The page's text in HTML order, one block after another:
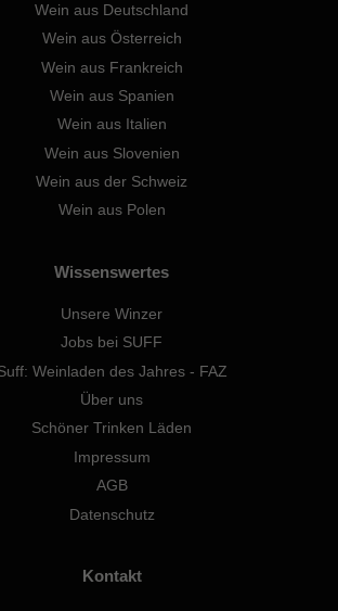
Wein aus Deutschland
Wein aus Österreich
Wein aus Frankreich
Wein aus Spanien
Wein aus Italien
Wein aus Slovenien
Wein aus der Schweiz
Wein aus Polen
Wissenswertes
Unsere Winzer
Jobs bei SUFF
Weinladen des Jahres - FAZ
Über uns
Schöner Trinken Läden
Impressum
AGB
Datenschutz
Kontakt